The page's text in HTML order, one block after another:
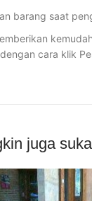
barang saat
cara klik
juga